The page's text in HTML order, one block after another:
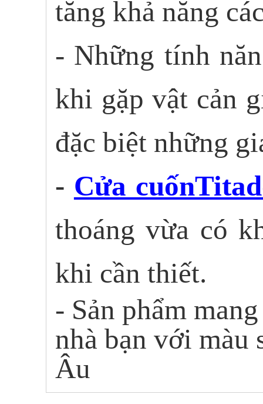
tăng khả năng
- Những tính
khi gặp vật cản
đặc biệt những
- Cửa
thoáng vừa có
khi cần thiết.
- Sản phẩm
nhà bạn với màu
Âu